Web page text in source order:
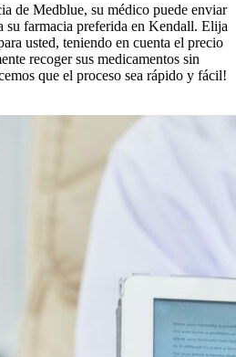
de Medblue, su médico puede enviar
su farmacia preferida en Kendall. Elija
usted, teniendo en cuenta el precio
recoger sus medicamentos sin
que el proceso sea rápido y fácil!